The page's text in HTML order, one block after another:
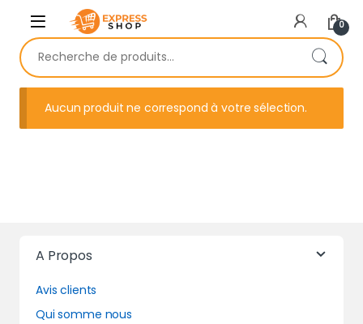
Skip to navigation
Skip to content
0
Recherche pour :
Aucun produit ne correspond à votre sélection.
A Propos
Avis clients
Qui somme nous